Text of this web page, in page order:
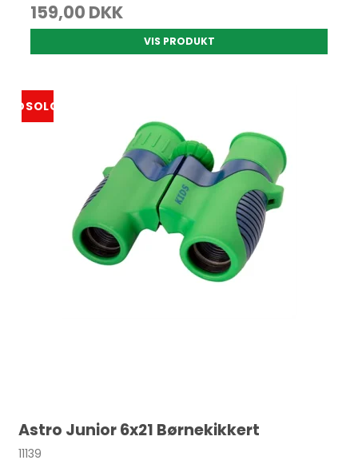
159,00 DKK
VIS PRODUKT
UDSOLGT
Astro Junior 6x21 Børnekikkert
11139